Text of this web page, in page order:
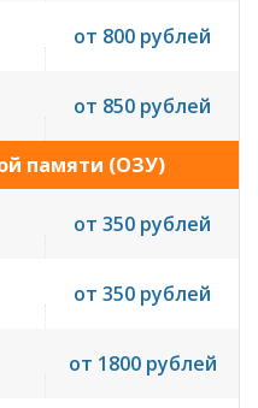
от 800 рублей
от 850 рублей
памяти (ОЗУ)
от 350 рублей
от 350 рублей
от 1800 рублей